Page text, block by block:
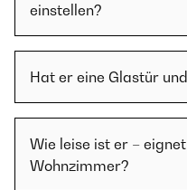
einstellen?
Hat er eine Glastür
Wie leise ist er –
Wohnzimmer?